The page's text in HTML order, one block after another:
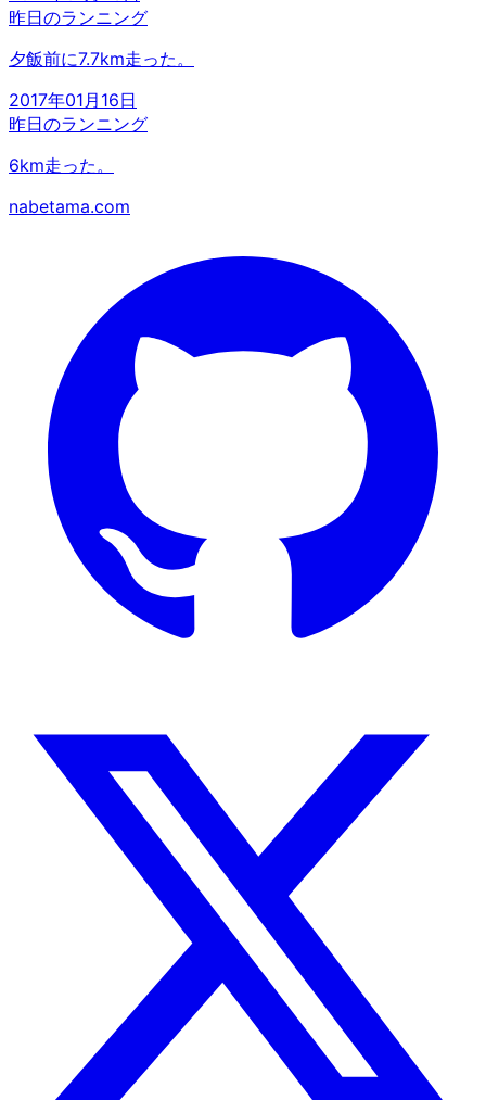
昨日のランニング
夕飯前に7.7km走った。
2017年01月16日
昨日のランニング
6km走った。
nabetama.com